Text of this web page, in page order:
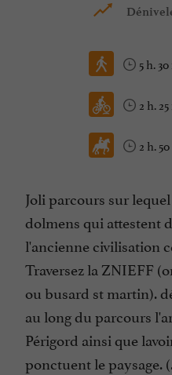
5 h.
2 h.
2 h.
Joli parcours sur
dolmens qui attestent
l'ancienne civilisation
Traversez la ZNIEFF
ou busard st martin).
au long du parcours
Périgord ainsi que
ponctuent le paysage.